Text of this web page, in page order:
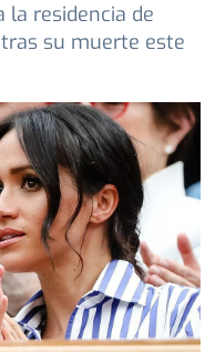
la residencia de
su muerte este